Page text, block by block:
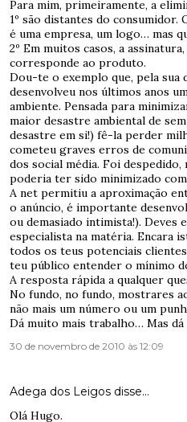
Para mim, primeiramente, a
1º são distantes do consumidor.
é uma empresa, um logo… mas
2º Em muitos casos, a
corresponde ao produto.
Dou-te o exemplo que, pela sua
desenvolveu nos últimos anos
ambiente. Pensada para
maior desastre ambiental de
desastre em si!) fê-la perder
cometeu graves erros de
dos social média. Foi
poderia ter sido minimizado com
A net permitiu a aproximação
o anúncio, é importante
ou demasiado intimista!). Deves
especialista na matéria. Encara
todos os teus potenciais
teu público entender o mínimo
A resposta rápida a qualquer
No fundo, no fundo, mostrares
não mais um número ou um
Dá muito mais trabalho… Mas
30 de novembro de 2010 às 12:09
Adega dos Leigos disse…
Olá Hugo.